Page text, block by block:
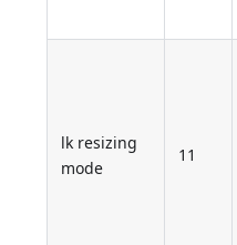
lk resizing
mode
11